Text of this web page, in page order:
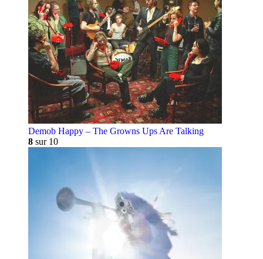
Demob Happy – The Growns Ups Are Talking
8 sur 10